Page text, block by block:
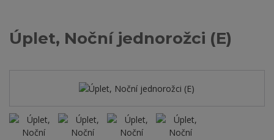
Úplet, Noční jednorožci (E)